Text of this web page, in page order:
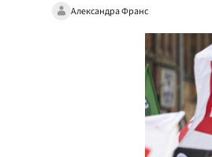
Александра Франс